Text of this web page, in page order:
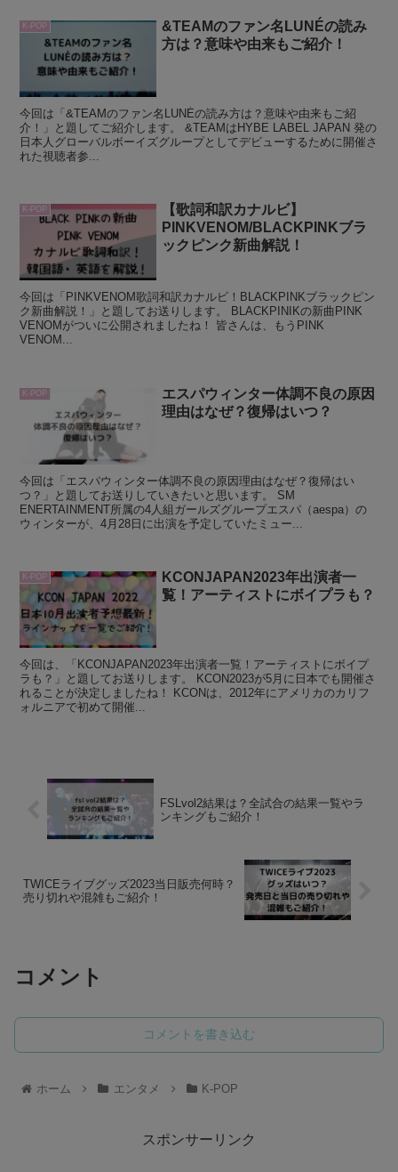
K-POP
&TEAMのファン名LUNÉの読み
方は？意味や由来もご紹介！
今回は「&TEAMのファン名LUNÉの読み方は？意味や由来もご紹
介！」と題してご紹介します。 &TEAMはHYBE LABEL JAPAN 発の
日本人グローバルボーイズグループとしてデビューするために開催さ
れた視聴者参...
K-POP
【歌詞和訳カナルビ】
PINKVENOM/BLACKPINKブラ
ックピンク新曲解説！
今回は「PINKVENOM歌詞和訳カナルビ！BLACKPINKブラックピン
ク新曲解説！」と題してお送りします。 BLACKPINIKの新曲PINK
VENOMがついに公開されましたね！ 皆さんは、もうPINK
VENOM...
K-POP
エスパウィンター体調不良の原因
理由はなぜ？復帰はいつ？
今回は「エスパウィンター体調不良の原因理由はなぜ？復帰はい
つ？」と題してお送りしていきたいと思います。 SM
ENERTAINMENT所属の4人組ガールズグループエスパ（aespa）の
ウィンターが、4月28日に出演を予定していたミュー...
K-POP
KCONJAPAN2023年出演者一
覧！アーティストにボイプラも？
今回は、「KCONJAPAN2023年出演者一覧！アーティストにボイプ
ラも？」と題してお送りします。 KCON2023が5月に日本でも開催さ
れることが決定しましたね！ KCONは、2012年にアメリカのカリフ
ォルニアで初めて開催...
FSLvol2結果は？全試合の結果一覧やラ
ンキングもご紹介！
TWICEライブグッズ2023当日販売何時？
売り切れや混雑もご紹介！
コメント
コメントを書き込む
ホーム エンタメ K-POP
スポンサーリンク